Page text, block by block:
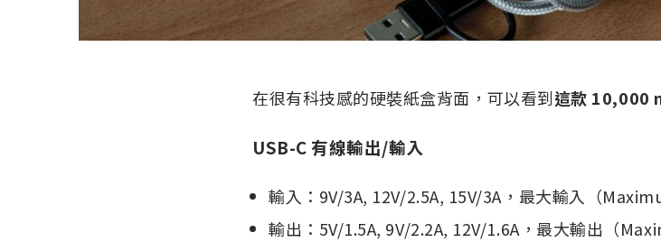
在很有科技感的硬裝紙盒背面，可以看到這款 10,000
USB-C 有線輸出/輸入
輸入：9V/3A, 12V/2.5A, 15V/3A，最大輸入（
輸出：5V/1.5A, 9V/2.2A, 12V/1.6A，最大輸出（